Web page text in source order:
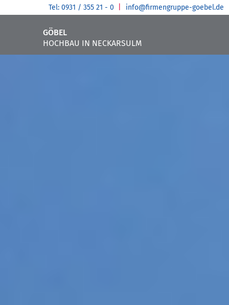
Tel: 0931 / 355 21 - 0 info@firmengruppe-goebel.de
GÖBEL
HOCHBAU IN NECKARSULM